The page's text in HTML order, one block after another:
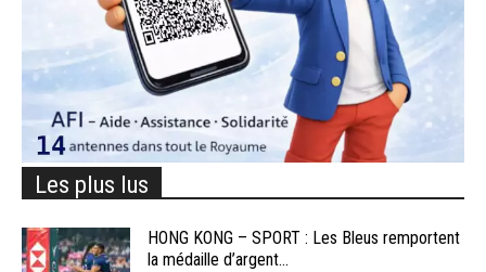
Les plus lus
HONG KONG – SPORT : Les Bleus remportent
la médaille d’argent...